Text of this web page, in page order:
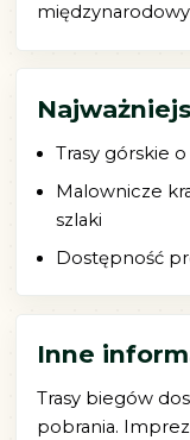
Trasy górskie
Malownicze
szlaki
Dostępność
Inne
Trasy biegów
pobrania.